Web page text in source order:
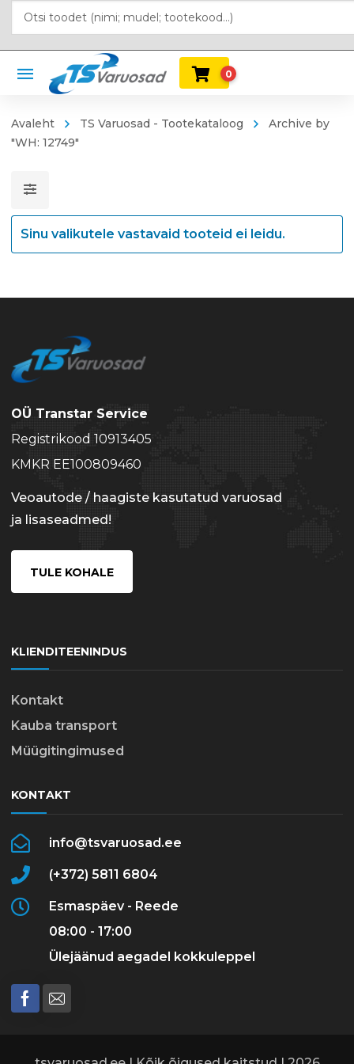
0
Avaleht TS Varuosad - Tootekataloog
Archive by
"WH: 12749"
Sinu valikutele vastavaid tooteid ei leidu.
OÜ Transtar Service
Registrikood 10913405
KMKR EE100809460
Veoautode / haagiste kasutatud varuosad
ja lisaseadmed!
TULE KOHALE
KLIENDITEENINDUS
Kontakt
Kauba transport
Müügitingimused
KONTAKT
info@tsvaruosad.ee
(+372) 5811 6804
Esmaspäev - Reede
08:00 - 17:00
Ülejäänud aegadel kokkuleppel